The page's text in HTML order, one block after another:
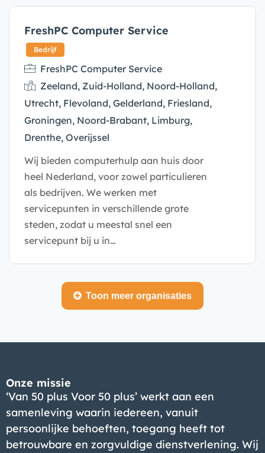
Bedrijf
Bedrijf
FreshPC Computer Service
FreshPC Computer Service
Zeeland, Zuid-Holland, Noord-Holland,
Utrecht, Flevoland, Gelderland, Friesland,
Groningen, Noord-Brabant, Limburg,
Drenthe, Overijssel
Wij bieden computerhulp aan huis door
heel Nederland, voor zowel particulieren
als bedrijven. We werken met
servicepunten in verschillende grote
steden, zodat u meestal snel een
servicepunt bij u in…
Toon meer organisaties
Onze missie
‘Van 50 plus Voor 50 plus’ werkt aan een
samenleving waarin iedereen, vanuit
persoonlijke behoeften, toegang heeft tot
betrouwbare en zorgvuldige dienstverlening. Wij